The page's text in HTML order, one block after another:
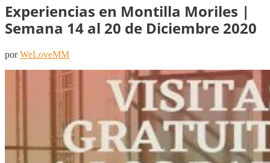
Experiencias en Montilla Moriles |
Semana 14 al 20 de Diciembre 2020
porWeLoveMM